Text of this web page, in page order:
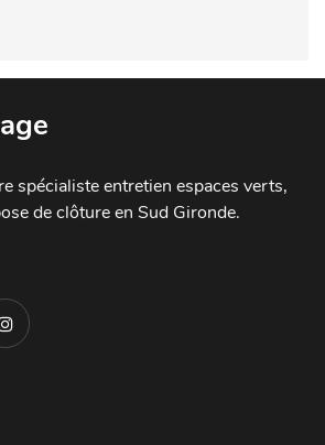
spécialiste entretien espaces verts,
de clôture en Sud Gironde.